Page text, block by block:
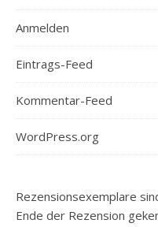
Anmelden
Eintrags-Feed
Kommentar-Feed
WordPress.org
Rezensionsexemplare
Ende der Rezension